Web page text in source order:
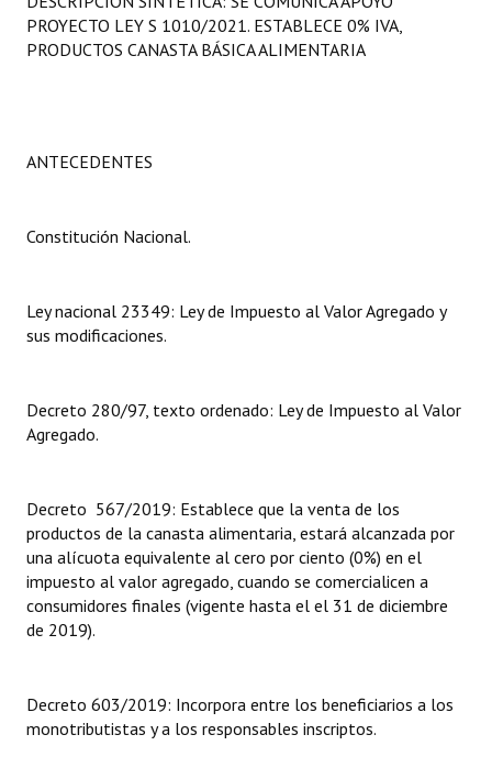
Programas
Constitución Provincial
Digesto
Organigrama
Informes de Gestión
Dictámenes Asesoría Letrada
Actas de Sesión
Informes de Unidad Coordinadora
Actas de Audiencias Públicas
PROYECTO LEY S 1010/2021. ESTABLECE 0% IVA,
PRODUCTOS CANASTA BÁSICA ALIMENTARIA
ANTECEDENTES
Constitución Nacional.
Ley nacional 23349: Ley de Impuesto al Valor Agregado y
sus modificaciones.
Decreto 280/97, texto ordenado: Ley de Impuesto al Valor
Agregado.
Decreto 567/2019: Establece que la venta de los
productos de la canasta alimentaria, estará alcanzada por
una alícuota equivalente al cero por ciento (0%) en el
impuesto al valor agregado, cuando se comercialicen a
consumidores finales (vigente hasta el el 31 de diciembre
de 2019).
Decreto 603/2019: Incorpora entre los beneficiarios a los
monotributistas y a los responsables inscriptos.